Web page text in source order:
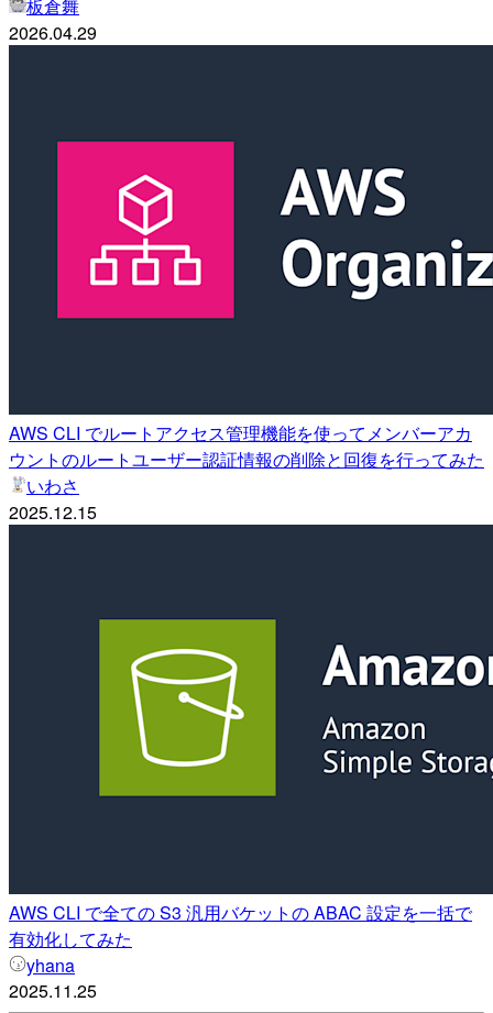
板倉舞
2026.04.29
AWS CLI でルートアクセス管理機能を使ってメンバーアカ
ウントのルートユーザー認証情報の削除と回復を行ってみた
いわさ
2025.12.15
AWS CLI で全ての S3 汎用バケットの ABAC 設定を一括で
有効化してみた
yhana
2025.11.25